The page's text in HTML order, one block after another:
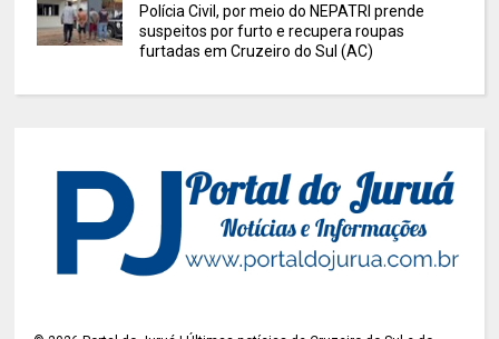
Polícia Civil, por meio do NEPATRI prende
suspeitos por furto e recupera roupas
furtadas em Cruzeiro do Sul (AC)